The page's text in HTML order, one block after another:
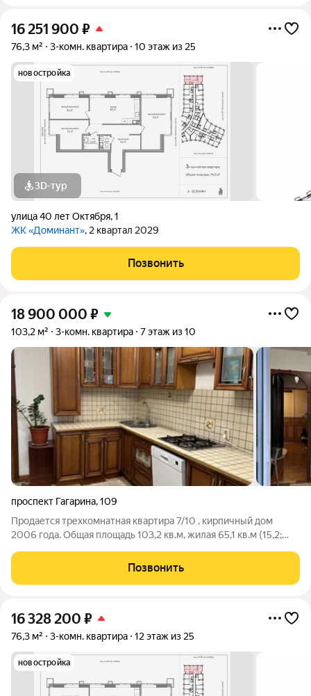
16 251 900 ₽
76,3 м² 3-комн. квартира 10 этаж из 25
новостройка
3D-тур
улица 40 лет Октября,1
ЖК «Доминант», 2 квартал 2029
Позвонить
18 900 000 ₽
103,2 м² 3-комн. квартира 7 этаж из 10
проспект Гагарина,109
Продается трехкомнатная квартира 7/10 , кирпичный дом
2006 года. Общая площадь 103,2 кв.м, жилая 65,1 кв.м (15,2;
шкафы. Свое ТСЖ, два собственника. Альтернативная.
Позвонить
16 328 200 ₽
76,3 м² 3-комн. квартира 12 этаж из 25
новостройка